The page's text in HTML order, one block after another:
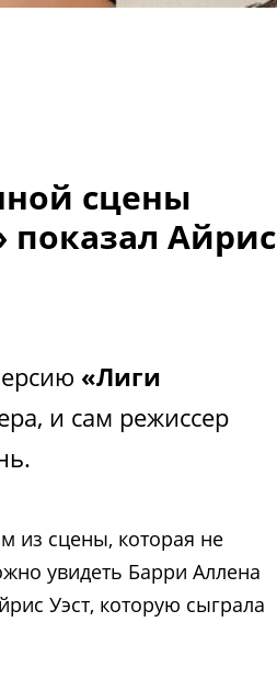
сцены
показал Айрис
«Лиги
и сам режиссер
из сцены, которая не
увидеть Барри Аллена
Уэст, которую сыграла